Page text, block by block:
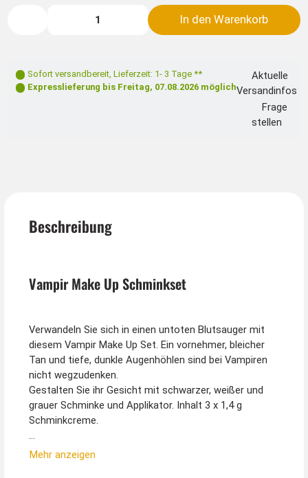
In den Warenkorb
Sofort versandbereit, Lieferzeit: 1- 3 Tage **
Expresslieferung bis Freitag, 07.08.2026 möglich
Aktuelle
Versandinfos
Frage
stellen
Beschreibung
Vampir Make Up Schminkset
Verwandeln Sie sich in einen untoten Blutsauger mit
diesem Vampir Make Up Set. Ein vornehmer, bleicher
Tan und tiefe, dunkle Augenhöhlen sind bei Vampiren
nicht wegzudenken.
Gestalten Sie ihr Gesicht mit schwarzer, weißer und
grauer Schminke und Applikator. Inhalt 3 x 1,4 g
Schminkcreme.
Tipp von Kostümpalast:
Mehr anzeigen